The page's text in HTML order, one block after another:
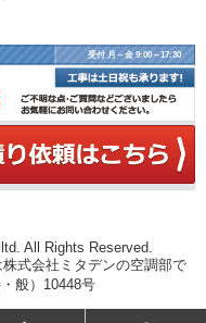
受付 月～金 9:00～17:30
All Rights Reserved.
式会社ミタデンの空調部で
般）10448号